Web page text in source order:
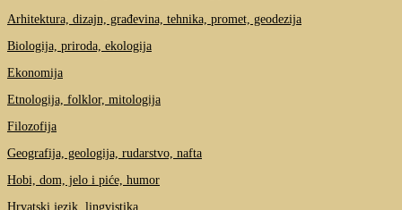
Arhitektura, dizajn, građevina, tehnika, promet, geodezija
Biologija, priroda, ekologija
Ekonomija
Etnologija, folklor, mitologija
Filozofija
Geografija, geologija, rudarstvo, nafta
Hobi, dom, jelo i piće, humor
Hrvatski jezik, lingvistika